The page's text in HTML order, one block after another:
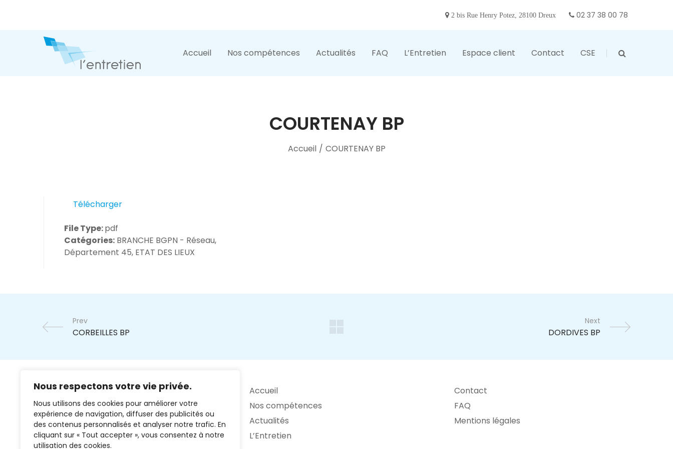
Nous respectons votre vie privée.
Nous utilisons des cookies pour améliorer votre
expérience de navigation, diffuser des publicités ou
des contenus personnalisés et analyser notre trafic. En
cliquant sur « Tout accepter », vous consentez à notre
utilisation des cookies.
2 bis Rue Henry Potez, 28100 Dreux 02 37 38 00 78
Accueil Nos compétences Actualités FAQ L’Entretien Espace client Contact CSE
COURTENAY BP
Accueil / COURTENAY BP
Télécharger
File Type:pdf
Catégories: BRANCHE BGPN - Réseau,
Département 45, ETAT DES LIEUX
Prev Next
02 37 38 00 78
Accueil
Nos compétences
Actualités
L’Entretien
Contact
FAQ
Mentions légales